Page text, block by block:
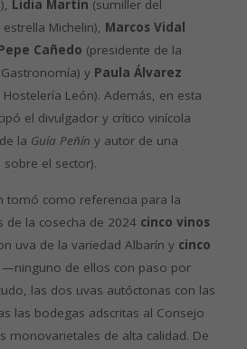
Lidia Martín (sumiller del
Michelin), Marcos Vidal
Cañedo (presidente de la
y Paula Álvarez
León). Además, en esta
el divulgador y crítico vinícola
la Guía Peñín y autor de una
sobre el sector).
tomó como referencia para la
de la cosecha de 2024 cinco vinos
uva de la variedad Albarín y cinco
—ninguno de ellos con paso por
las dos uvas autóctonas con las
las bodegas adscritas al Consejo
monovarietales de alta calidad. De